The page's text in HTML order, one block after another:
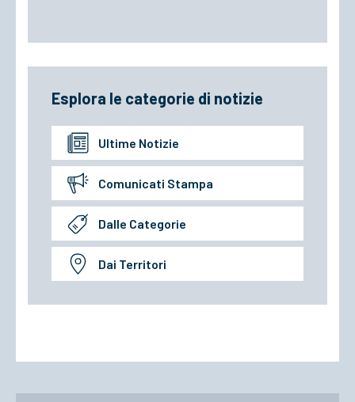
Esplora le categorie di notizie
Ultime Notizie
Comunicati Stampa
Dalle Categorie
Dai Territori